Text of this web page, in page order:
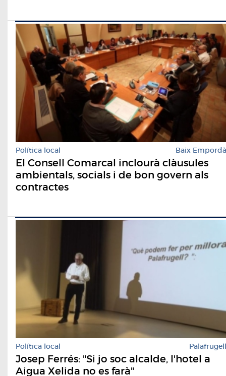
Política local Baix Empordà
El Consell Comarcal inclourà clàusules
ambientals, socials i de bon govern als
contractes
Política local Palafrugell
Josep Ferrés: "Si jo soc alcalde, l'hotel a
Aigua Xelida no es farà"